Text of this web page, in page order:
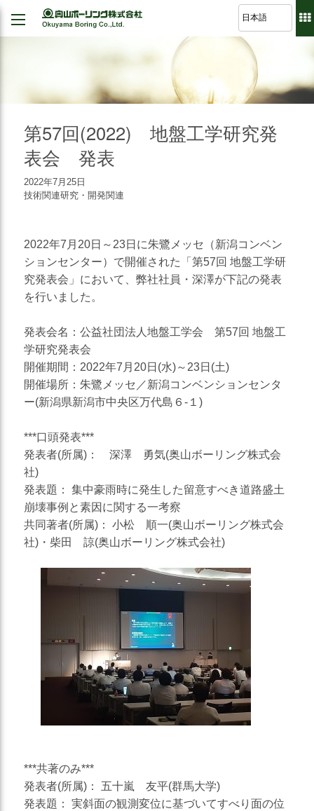
我が社の大悲願
品質方針
代表挨拶
事業紹介
沿革
組織図
事業所図
地すべり防止工事
のり面保護工事
さく井工事
道路河川/構造物設計
地下水・水文調査
測量全般
災害対応
地盤調査
土質調査
防災
砂防・地すべり調査
斜面対策工設計
土砂災害防止法に基づく基
礎調査
総合解析
施設維持管理
R&D 論文集
波形集水パイプ
第57回(2022) 地盤工学研究発
表会 発表
2022年7月25日
技術関連研究・開発関連
2022年7月20日～23日に朱鷺メッセ（新潟コンベン
ションセンター）で開催された「第57回 地盤工学研
究発表会」において、弊社社員・深澤が下記の発表
を行いました。
発表会名：公益社団法人地盤工学会 第57回 地盤工
学研究発表会
開催期間：2022年7月20日(水)～23日(土)
開催場所：朱鷺メッセ／新潟コンベンションセンタ
ー(新潟県新潟市中央区万代島６-１)
***口頭発表***
発表者(所属)： 深澤 勇気(奥山ボーリング株式会
社)
発表題： 集中豪雨時に発生した留意すべき道路盛土
崩壊事例と素因に関する一考察
共同著者(所属)： 小松 順一(奥山ボーリング株式会
社)・柴田 諒(奥山ボーリング株式会社)
***共著のみ***
発表者(所属)： 五十嵐 友平(群馬大学)
発表題： 実斜面の観測変位に基づいてすべり面の位